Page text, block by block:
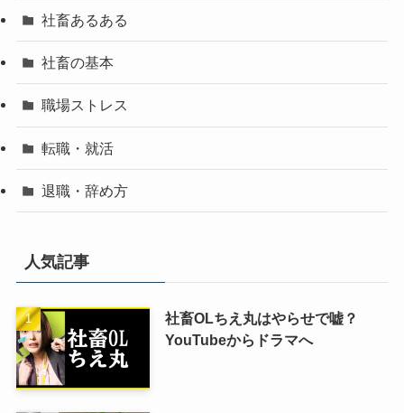
社畜あるある
社畜の基本
職場ストレス
転職・就活
退職・辞め方
人気記事
社畜OLちえ丸はやらせで嘘？
YouTubeからドラマへ